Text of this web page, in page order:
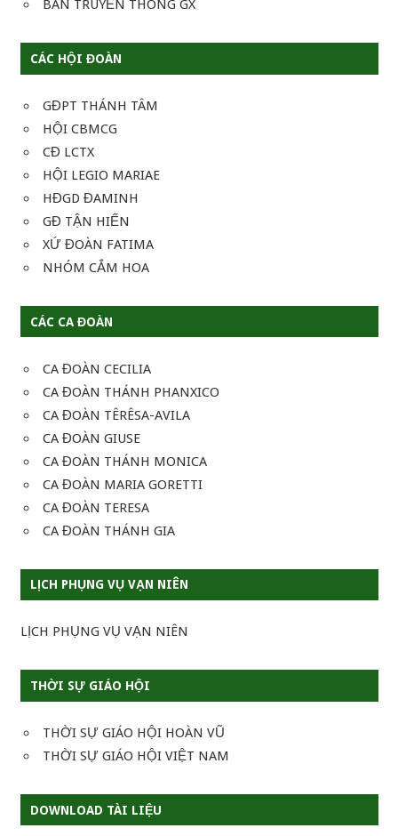
BAN TRUYỀN THÔNG GX
CÁC HỘI ĐOÀN
GĐPT THÁNH TÂM
HỘI CBMCG
CĐ LCTX
HỘI LEGIO MARIAE
HĐGD ĐAMINH
GĐ TẬN HIẾN
XỨ ĐOÀN FATIMA
NHÓM CẮM HOA
CÁC CA ĐOÀN
CA ĐOÀN CECILIA
CA ĐOÀN THÁNH PHANXICO
CA ĐOÀN TÊRÊSA-AVILA
CA ĐOÀN GIUSE
CA ĐOÀN THÁNH MONICA
CA ĐOÀN MARIA GORETTI
CA ĐOÀN TERESA
CA ĐOÀN THÁNH GIA
LỊCH PHỤNG VỤ VẠN NIÊN
LỊCH PHỤNG VỤ VẠN NIÊN
THỜI SỰ GIÁO HỘI
THỜI SỰ GIÁO HỘI HOÀN VŨ
THỜI SỰ GIÁO HỘI VIỆT NAM
DOWNLOAD TÀI LIỆU